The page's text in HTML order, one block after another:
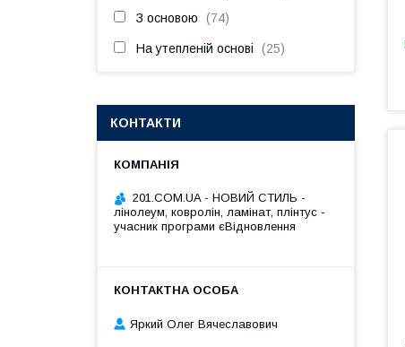
З основою 74
На утепленій основі 25
КОНТАКТИ
201.COM.UA - НОВИЙ СТИЛЬ -
лінолеум, ковролін, ламінат, плінтус -
учасник програми єВідновлення
Яркий Олег Вячеславович